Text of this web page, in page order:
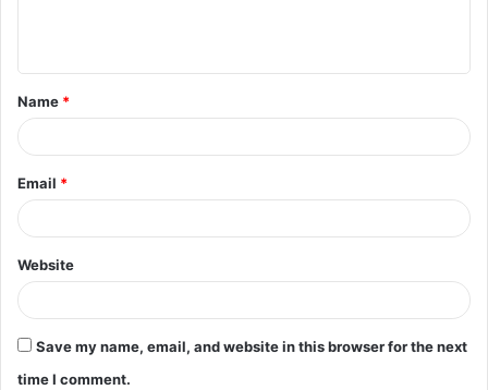
t
*
Name *
Email *
Website
Save my name, email, and website in this browser for the next
time I comment.